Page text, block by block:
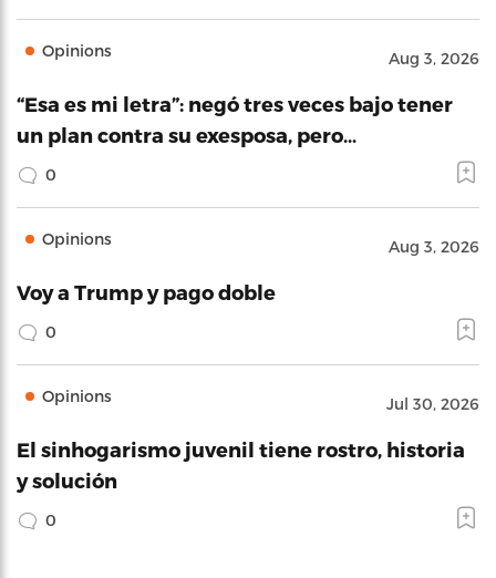
Opinions Aug 3, 2026
“Esa es mi letra”: negó tres veces bajo tener
un plan contra su exesposa, pero…
0
Opinions Aug 3, 2026
Voy a Trump y pago doble
0
Opinions Jul 30, 2026
El sinhogarismo juvenil tiene rostro, historia
y solución
0